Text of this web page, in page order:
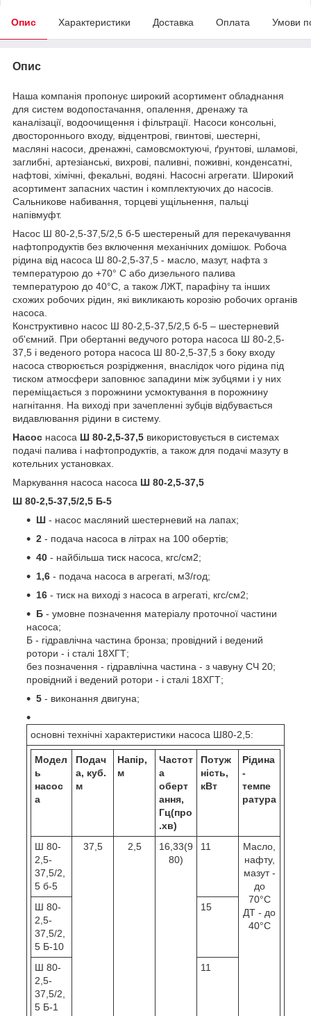
Опис Характеристики Доставка Оплата Умови
Опис
Наша компанія пропонує широкий асортимент обладнання
для систем водопостачання, опалення, дренажу та
каналізації, водоочищення і фільтрації. Насоси консольні,
двостороннього входу, відцентрові, гвинтові, шестерні,
масляні насоси, дренажні, самовсмоктуючі, ґрунтові, шламові,
заглибні, артезіанські, вихрові, паливні, поживні, конденсатні,
нафтові, хімічні, фекальні, водяні. Насосні агрегати. Широкий
асортимент запасних частин і комплектуючих до насосів.
Сальникове набивання, торцеві ущільнення, пальці
напівмуфт.
Насос Ш 80-2,5-37,5/2,5 б-5 шестереный для перекачування
нафтопродуктів без включення механічних домішок. Робоча
рідина від насоса Ш 80-2,5-37,5 - масло, мазут, нафта з
температурою до +70° С або дизельного палива
температурою до 40°С, а також ЛЖТ, парафіну та інших
схожих робочих рідин, які викликають корозію робочих органів
насоса.
Конструктивно насос Ш 80-2,5-37,5/2,5 б-5 – шестерневий
об'ємний. При обертанні ведучого ротора насоса Ш 80-2,5-
37,5 і веденого ротора насоса Ш 80-2,5-37,5 з боку входу
насоса створюється розрідження, внаслідок чого рідина під
тиском атмосфери заповнює западини між зубцями і у них
переміщається з порожнини усмоктування в порожнину
нагнітання. На виході при зачепленні зубців відбувається
видавлювання рідини в систему.
Насос насоса Ш 80-2,5-37,5 використовується в системах
подачі палива і нафтопродуктів, а також для подачі мазуту в
котельних установках.
Маркування насоса насоса Ш 80-2,5-37,5
Ш 80-2,5-37,5/2,5 Б-5
Ш - насос масляний шестерневий на лапах;
2 - подача насоса в літрах на 100 обертів;
40 - найбільша тиск насоса, кгс/см2;
1,6 - подача насоса в агрегаті, м3/год;
16 - тиск на виході з насоса в агрегаті, кгс/см2;
Б - умовне позначення матеріалу проточної частини
насоса;
Б - гідравлічна частина бронза; провідний і ведений
ротори - і сталі 18ХГТ;
без позначення - гідравлічна частина - з чавуну СЧ 20;
провідний і ведений ротори - і сталі 18ХГТ;
5 - виконання двигуна;
основні технічні характеристики насоса Ш80-2,5:
Модел
ь
насос
а
Подач
а, куб.
м
Напір,
м
Частот
а
оберт
ання,
Гц(про
.хв)
Потуж
ність,
кВт
Рідина
-
темпе
ратура
Ш 80-
2,5-
37,5/2,
5 б-5
37,5 2,5
16,33(9
80)
11
Масло,
нафту,
мазут -
до
70°С
ДТ - до
40°С
Ш 80-
2,5-
37,5/2,
5 Б-10
15
Ш 80-
2,5-
37,5/2,
5 Б-1
11